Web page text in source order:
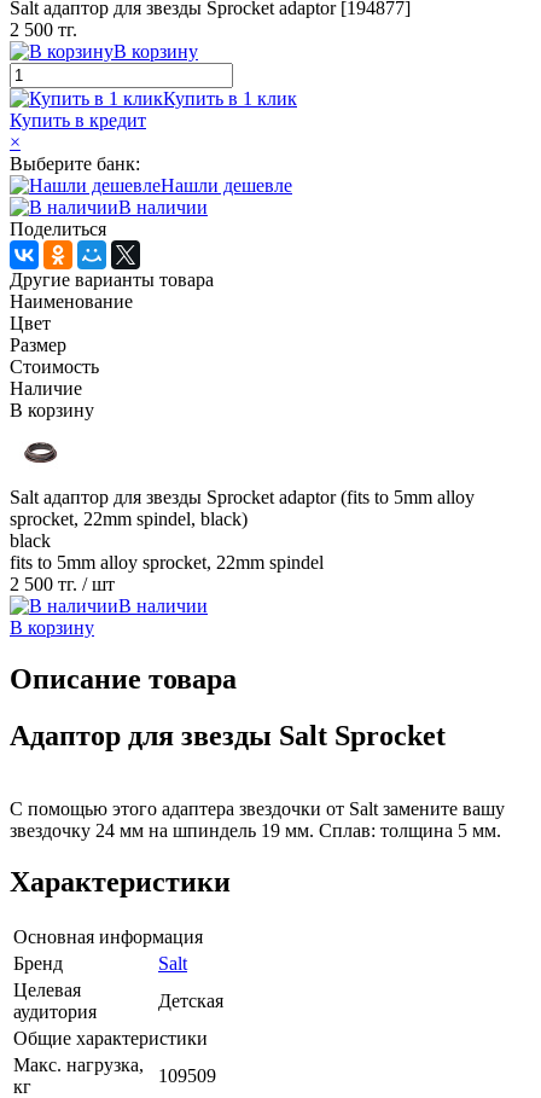
Salt адаптор для звезды Sprocket adaptor [194877]
2 500 тг.
В корзину
Купить в 1 клик
Купить в кредит
×
Выберите банк:
Нашли дешевле
В наличии
Поделиться
Другие варианты товара
Наименование
Цвет
Размер
Стоимость
Наличие
В корзину
Salt адаптор для звезды Sprocket adaptor (fits to 5mm alloy
sprocket, 22mm spindel, black)
black
fits to 5mm alloy sprocket, 22mm spindel
2 500 тг. / шт
В наличии
В корзину
Описание товара
Адаптор для звезды Salt Sprocket
С помощью этого адаптера звездочки от Salt замените вашу
звездочку 24 мм на шпиндель 19 мм. Сплав: толщина 5 мм.
Характеристики
Основная информация
Бренд
Salt
Целевая
аудитория
Детская
Общие характеристики
Макс. нагрузка,
кг
109509